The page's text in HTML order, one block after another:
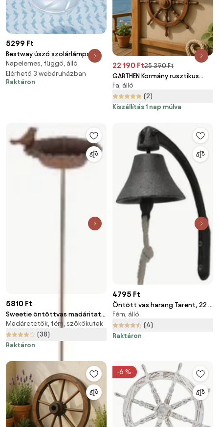
5299 Ft
Bestway úszó szolárlámpa
Napelemes, függő, álló
Elérhető 3 webáruházban
Raktáron
22 190 Ft25 390 Ft
GARTHEN Kormány rusztikus
Fa, álló
(2)
Kiszállítás 1 nap múlva
5810 Ft
Sweetie öntöttvas madáritató
- Escchert Design
Madáretetők, fém, szökőkutak
(38)
Raktáron
4795 Ft
Öntött vas harang Tarent, 22 x
9 x 8 cm
Fém, álló
(4)
Raktáron
-6 %